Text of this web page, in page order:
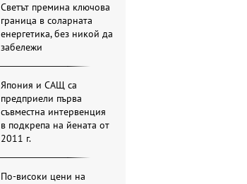
Светът премина ключова
граница в соларната
енергетика, без никой да
забележи
Япония и САЩ са
предприели първа
съвместна интервенция
в подкрепа на йената от
2011 г.
По-високи цени на